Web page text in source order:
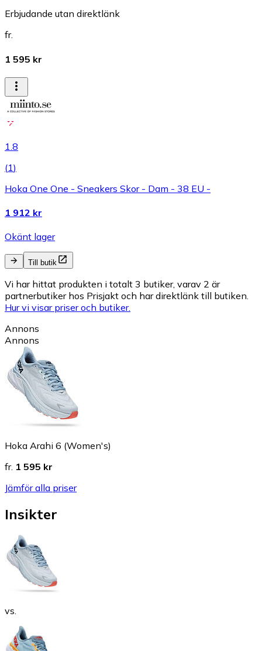
Erbjudande utan direktlänk
fr.
1 595 kr
1.8
(1)
Hoka One One - Sneakers Skor - Dam - 38 EU -
1 912 kr
Okänt lager
Till butik
Vi har hittat produkten i totalt 3 butiker, varav 2 är
partnerbutiker hos Prisjakt och har direktlänk till butiken.
Hur vi visar priser och butiker.
Annons
Annons
Hoka Arahi 6 (Women's)
fr. 1 595 kr
Jämför alla priser
Insikter
vs.